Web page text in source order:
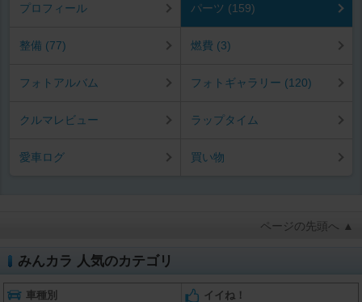
プロフィール パーツ (159)
整備 (77) 燃費 (3)
フォトアルバム フォトギャラリー (120)
クルマレビュー ラップタイム
愛車ログ 買い物
ページの先頭へ ▲
みんカラ 人気のカテゴリ
車種別 イイね！